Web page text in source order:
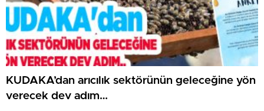
KUDAKA’dan arıcılık sektörünün geleceğine yön
verecek dev adım…